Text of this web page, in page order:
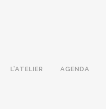
L’ATELIER AGENDA